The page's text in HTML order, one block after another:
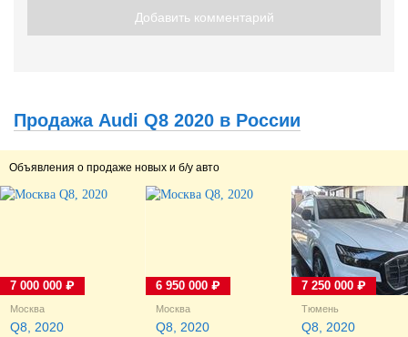
Добавить комментарий
Продажа Audi Q8 2020 в России
Объявления о продаже новых и б/у авто
Москва
Q8, 2020
7 000 000 ₽
Москва
Q8, 2020
6 950 000 ₽
Тюмень
Q8, 2020
7 250 000 ₽